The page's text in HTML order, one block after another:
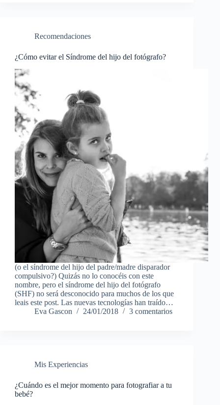
Recomendaciones
¿Cómo evitar el Síndrome del hijo del fotógrafo?
(o el síndrome del hijo del padre/madre disparador
compulsivo?) Quizás no lo conocéis con este
nombre, pero el síndrome del hijo del fotógrafo
(SHF) no será desconocido para muchos de los que
leais este post. Las nuevas tecnologías han traído…
Eva Gascon
24/01/2018 3 comentarios
Mis Experiencias
¿Cuándo es el mejor momento para fotografiar a tu
bebé?